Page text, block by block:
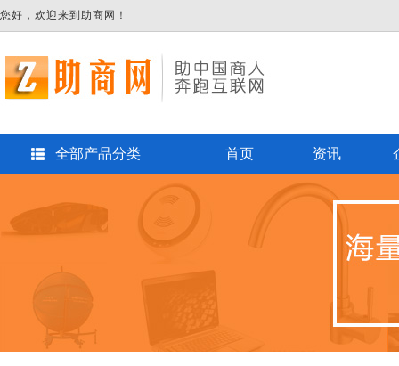
您好，欢迎来到助商网！
全部产品分类 首页 资讯